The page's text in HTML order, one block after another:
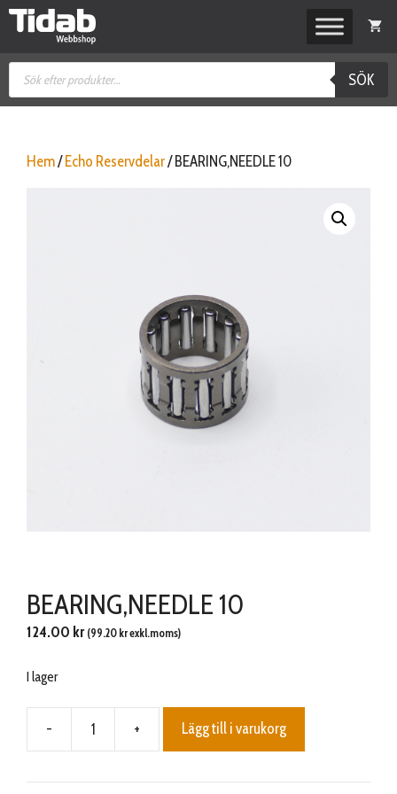
Hoppa
Produktsökning
SÖK
Hem/ Echo Reservdelar/ BEARING,NEEDLE 10
BEARING,NEEDLE 10
124.00 kr (99.20 krexkl.moms)
I lager
-
BEARING,NEEDLE
mängd
+ Lägg till i varukorg